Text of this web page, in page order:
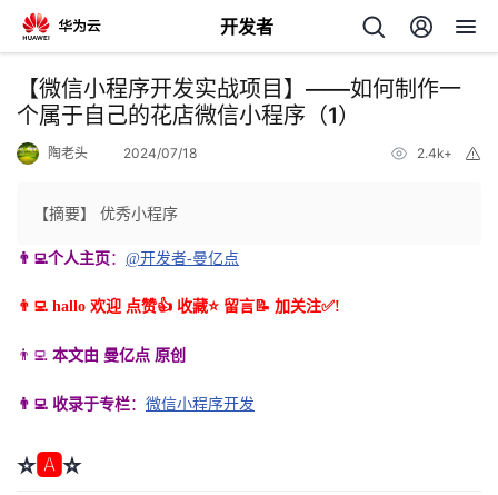
开发者
返
回
个
发
开
的
我
【微信小程序开发实战项目】——如何制作一
个属于自己的花店微信小程序（1）
陶老头 2024/07/18 2.4k+
【摘要】 优秀小程序
👨‍💻个人主页 ： @开发者-曼亿点
👨‍💻 hallo 欢迎 点赞👍 收藏⭐ 留言📝 加关注✅!
👨‍💻 本文由 曼亿点 原创
👨‍💻 收录于专栏： 微信小程序开发
⭐🅰⭐